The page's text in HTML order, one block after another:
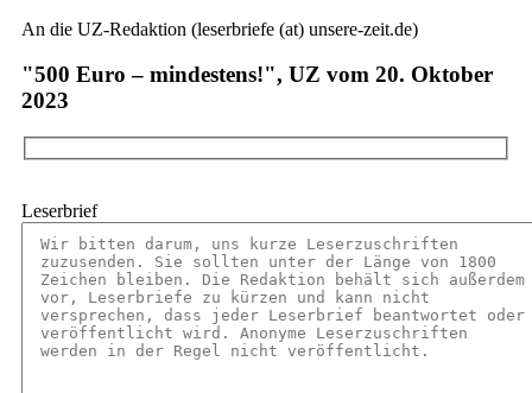
An die UZ-Redaktion (leserbriefe (at) unsere-zeit.de)
"500 Euro – mindestens!", UZ vom 20. Oktober
2023
Leserbrief